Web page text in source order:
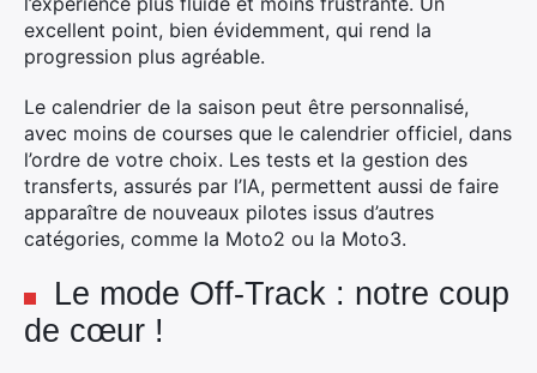
excellent point, bien évidemment, qui rend la
progression plus agréable.
Le calendrier de la saison peut être personnalisé,
avec moins de courses que le calendrier officiel, dans
l’ordre de votre choix. Les tests et la gestion des
transferts, assurés par l’IA, permettent aussi de faire
apparaître de nouveaux pilotes issus d’autres
catégories, comme la Moto2 ou la Moto3.
Le mode Off-Track : notre coup
de cœur !